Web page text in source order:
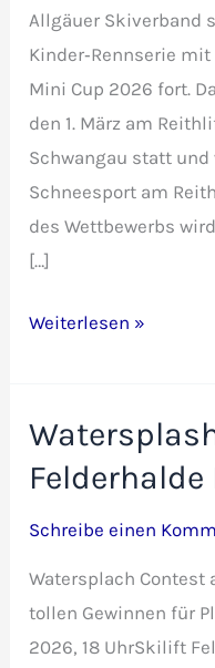
Allgäuer Skiverband
Kinder‑Rennserie
Mini Cup 2026 fort.
den 1. März am
Schwangau statt
Schneesport am
des Wettbewerbs
[…]
4.
&
Mini
Cup
Weiterlesen »
Felderhalde
Schreibe einen
Watersplach
tollen Gewinnen für
2026, 18 UhrSkilift